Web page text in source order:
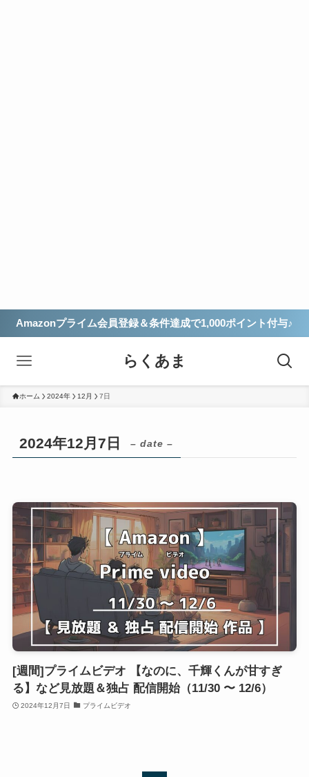
Amazonプライム会員登録＆条件達成で1,000ポイント付与♪
らくあま
ホーム 2024年 12月 7日
2024年12月7日 – date –
[週間]プライムビデオ 【なのに、千輝くんが甘すぎ
る】など見放題＆独占 配信開始（11/30 〜 12/6）
2024年12月7日 プライムビデオ